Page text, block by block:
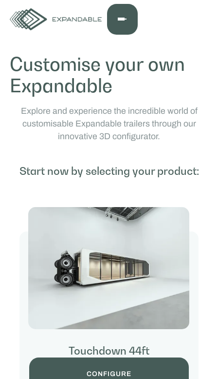
Customise your own
Expandable
Explore and experience the incredible world of
customisable Expandable trailers through our
innovative 3D configurator.
Start now by selecting your product:
Touchdown 44ft
CONFIGURE